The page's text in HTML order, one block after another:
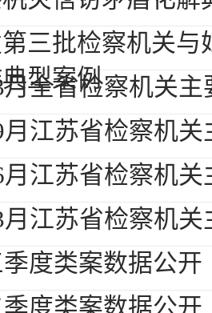
三批检察机关与
型案例
月全省检察机关
月江苏省检察机
月江苏省检察机
月江苏省检察机
度类案数据公开
度类案数据公开